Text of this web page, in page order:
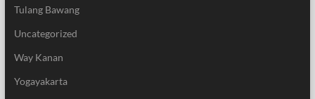
Tulang Bawang
Uncategorized
Way Kanan
Yogayakarta